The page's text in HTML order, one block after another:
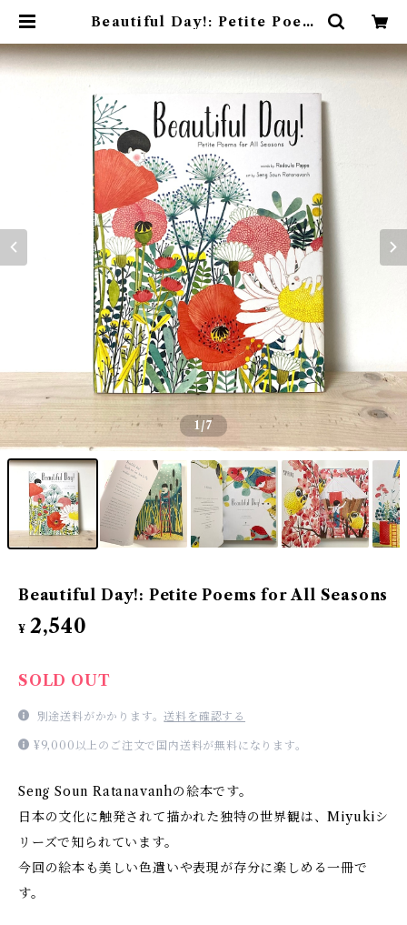
Beautiful Day!: Petite Poem
絵本のお店 Read Leaf Books
1/7
Beautiful Day!: Petite Poems for All Seasons
¥ 2,540
SOLD OUT
別途送料がかかります。送料を確認する
¥9,000以上のご注文で国内送料が無料になります。
Seng Soun Ratanavanhの絵本です。
日本の文化に触発されて描かれた独特の世界観は、Miyukiシ
リーズで知られています。
今回の絵本も美しい色遣いや表現が存分に楽しめる一冊で
す。